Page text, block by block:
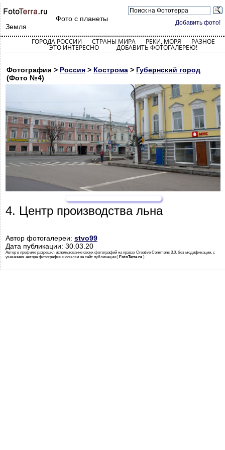
Добавить фото!
Фото с планеты
Земля
ГОРОДА РОССИИ СТРАНЫ МИРА РЕКИ, МОРЯ РАЗНОЕ
ЭТО ИНТЕРЕСНО ДОБАВИТЬ ФОТОГАЛЕРЕЮ!
Фотографии > Россия > Кострома > Губернский город
(Фото №4)
4. Центр производства льна
Автор фотогалереи: stvo99
Дата публикации: 30.03.20
Автор в профиле разрешил использование своих фотографий на правах Creative Commons 3.0, без модификации, с
указанием автора фотографии и ссылки на сайт публикации ( FotoTerra.ru )